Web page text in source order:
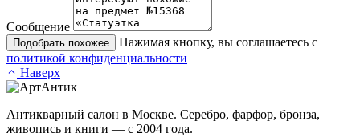
Сообщение
Подобрать похожее
Нажимая кнопку, вы соглашаетесь с
политикой конфиденциальности
Наверх
Антикварный салон в Москве. Серебро, фарфор, бронза,
живопись и книги — с 2004 года.